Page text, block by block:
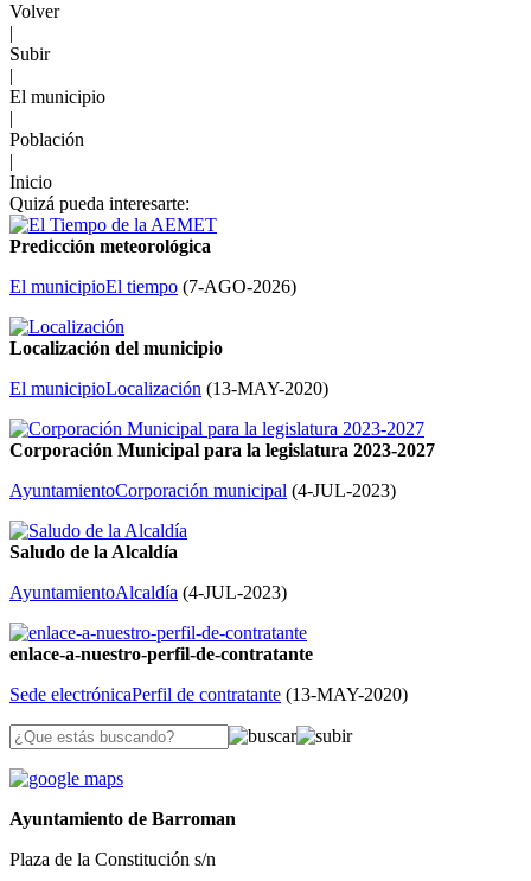
Volver
|
Subir
|
El municipio
|
Población
|
Inicio
Quizá pueda interesarte:
Predicción meteorológica
El municipioEl tiempo (7-AGO-2026)
Localización del municipio
El municipioLocalización (13-MAY-2020)
Corporación Municipal para la legislatura 2023-2027
AyuntamientoCorporación municipal (4-JUL-2023)
Saludo de la Alcaldía
AyuntamientoAlcaldía (4-JUL-2023)
enlace-a-nuestro-perfil-de-contratante
Sede electrónicaPerfil de contratante (13-MAY-2020)
Ayuntamiento de Barroman
Plaza de la Constitución s/n